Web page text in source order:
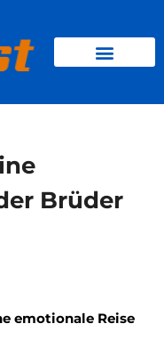
Brüder
emotionale Reise